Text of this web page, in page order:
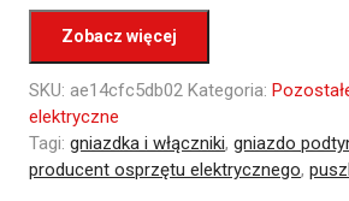
Zobacz więcej
SKU: ae14cfc5db02 Kategoria:
elektryczne
Tagi: gniazdka i włączniki, gniazdo
producent osprzętu elektrycznego,